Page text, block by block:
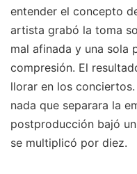
entender el concepto
artista grabó la toma
mal afinada y una sola
compresión. El
llorar en los
nada que separara la
postproducción bajó
se multiplicó por diez.